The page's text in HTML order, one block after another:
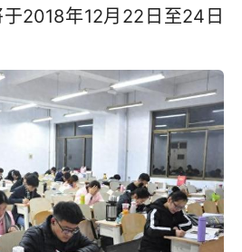
2018年12月22日至24日